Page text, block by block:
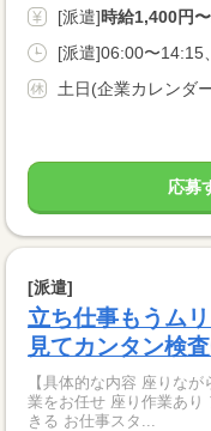
[派遣]時給1,400円
[派遣]06:00〜14:15
土日(企業カレンダ
応募
[派遣]
立ち仕事もうム
見てカンタン検
【具体的な内容 座りな
業をお任せ 座り作業あり
きる お仕事スタ...